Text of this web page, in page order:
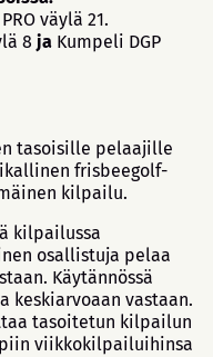
väylä 21.
8 ja Kumpeli DGP
tasoisille pelaajille
frisbeegolf-
kilpailu.
kilpailussa
osallistuja pelaa
Käytännössä
keskiarvoaan vastaan.
tasoitetun kilpailun
viikkokilpailuihinsa